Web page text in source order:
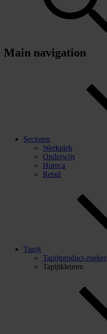
Main navigation
Sectoren
Werkplek
Onderwijs
Horeca
Retail
Tapijt
Tapijtproduct-zoeker
Tapijtkleuren